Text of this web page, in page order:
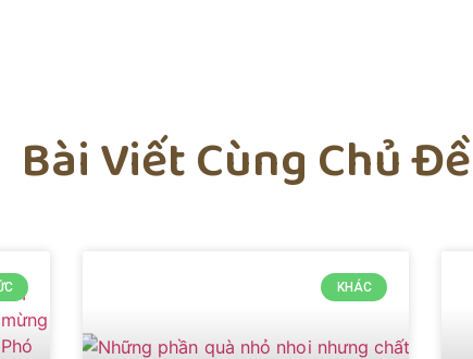
Bài Viết Cùng Chủ Đề
KHÁC